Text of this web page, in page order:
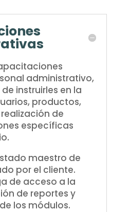
administrativo,
instruirles en la
productos,
de
específicas
maestro de
por el cliente.
de acceso a la
de reportes y
los módulos.